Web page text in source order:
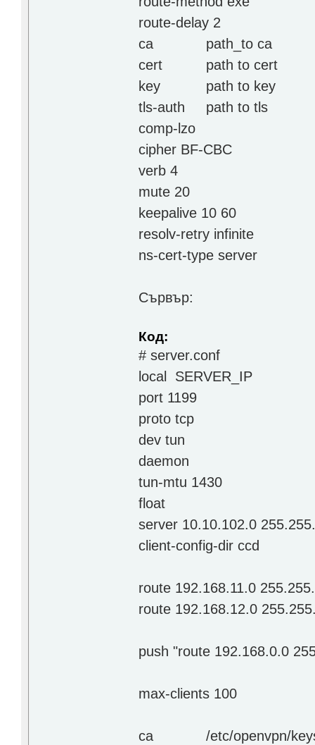
route-delay 2
ca
path_to ca
cert
path to cert
key
path to key
tls-auth
path to tls
comp-lzo
cipher BF-CBC
verb 4
mute 20
keepalive 10 60
resolv-retry infinite
ns-cert-type server
Сървър:
Код:
# server.conf
local SERVER_IP
port 1199
proto tcp
dev tun
daemon
tun-mtu 1430
float
server 10.10.102.0
client-config-dir ccd
route 192.168.11.0
route 192.168.12.0
push "route 192.168.0.0
max-clients 100
ca
/etc/openvpn/